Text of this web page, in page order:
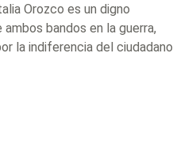
Orozco es un digno
bandos en la guerra,
la indiferencia del ciudadano